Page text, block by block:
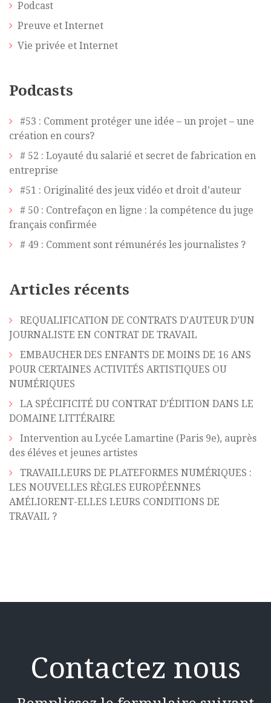
Podcast
Preuve et Internet
Vie privée et Internet
Podcasts
#53 : Comment protéger une idée – un projet – une
création en cours?
# 52 : Loyauté du salarié et secret de fabrication en
entreprise
#51 : Originalité des jeux vidéo et droit d’auteur
# 50 : Contrefaçon en ligne : la compétence du juge
français confirmée
# 49 : Comment sont rémunérés les journalistes ?
Articles récents
REQUALIFICATION DE CONTRATS D’AUTEUR D’UN
JOURNALISTE EN CONTRAT DE TRAVAIL
EMBAUCHER DES ENFANTS DE MOINS DE 16 ANS
POUR CERTAINES ACTIVITÉS ARTISTIQUES OU
NUMÉRIQUES
LA SPÉCIFICITÉ DU CONTRAT D’ÉDITION DANS LE
DOMAINE LITTÉRAIRE
Intervention au Lycée Lamartine (Paris 9e), auprès
des éléves et jeunes artistes
TRAVAILLEURS DE PLATEFORMES NUMÉRIQUES :
LES NOUVELLES RÈGLES EUROPÉENNES
AMÉLIORENT-ELLES LEURS CONDITIONS DE
TRAVAIL ?
Contactez nous